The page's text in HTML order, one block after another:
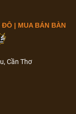
ĐÔ | MUA BÁN BÀN
Cần Thơ